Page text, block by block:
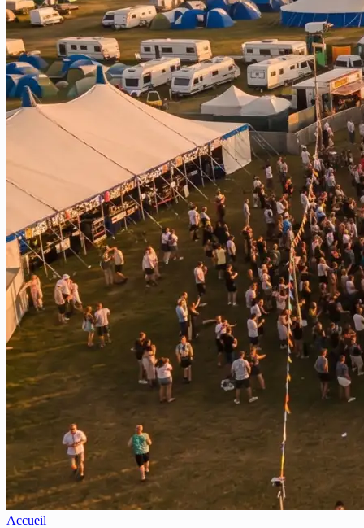
Accueil